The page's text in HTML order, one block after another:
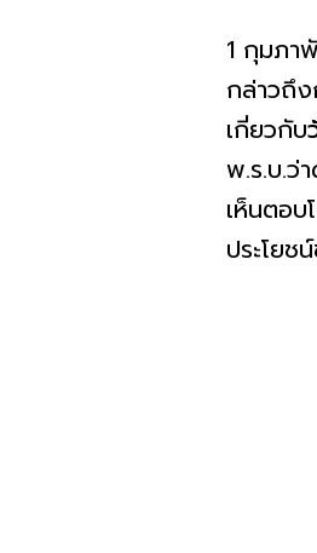
1 กุมภา
กล่าวถึ
เกี่ยวกับ
พ.ร.บ.ว่
เห็นตอ
ประโย